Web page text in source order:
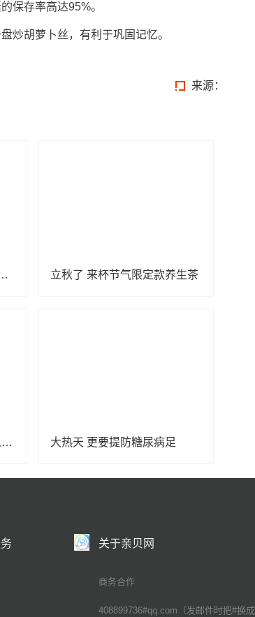
保存率高达95%。
炒胡萝卜丝，有利于巩固记忆。
来源：
防暑做好这几点 立秋了 来杯节气限定款养生茶
立秋喝粥 原来粥还可以这么喝！ 大热天 更要提防糖尿病足
关于亲贝网
商务合作
408899736#qq.com（发邮件时把#换